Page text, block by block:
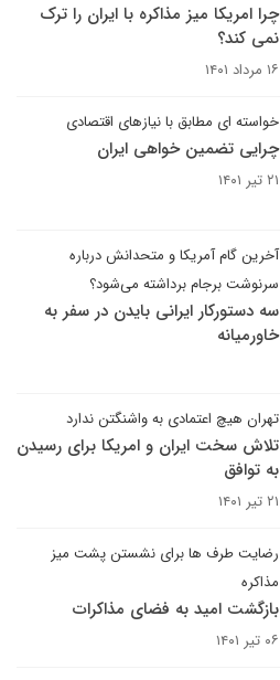
چرا امریکا میز مذاکره با ایران را ترک
نمی کند؟
۱۶ مرداد ۱۴۰۱
خواسته ای مطابق با نیازهای اقتصادی
چرایی تضمین خواهی ایران
۲۱ تیر ۱۴۰۱
آخرین گام آمریکا و متحدانش درباره
سرنوشت برجام برداشته می‌شود؟
سه دستورکار ایرانی بایدن در سفر به
خاورمیانه
تهران هیچ اعتمادی به واشنگتن ندارد
تلاش سخت ایران و امریکا برای رسیدن
به توافق
۲۱ تیر ۱۴۰۱
رضایت طرف ها برای نشستن پشت میز
مذاکره
بازگشت امید به فضای مذاکرات
۰۶ تیر ۱۴۰۱